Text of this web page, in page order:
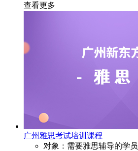
查看更多
广州雅思考试培训课程
对象：需要雅思辅导的学员